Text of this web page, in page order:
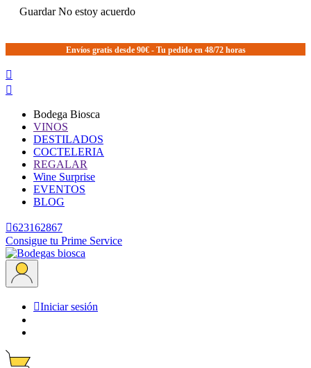
GuardarNo estoy acuerdo
Envíos gratis desde 90€ - Tu pedido en 48/72 horas


Bodega Biosca
VINOS
DESTILADOS
COCTELERIA
REGALAR
Wine Surprise
EVENTOS
BLOG
623162867
Consigue tu Prime Service
Iniciar sesión